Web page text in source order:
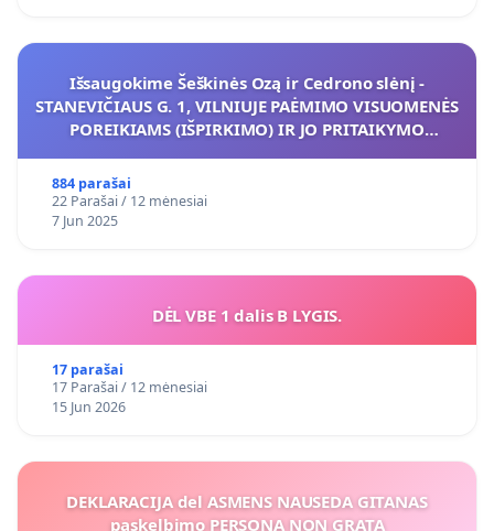
Išsaugokime Šeškinės Ozą ir Cedrono slėnį -
STANEVIČIAUS G. 1, VILNIUJE PAĖMIMO VISUOMENĖS
POREIKIAMS (IŠPIRKIMO) IR JO PRITAIKYMO
884 parašai
22 Parašai / 12 mėnesiai
7 Jun 2025
DĖL VBE 1 dalis B LYGIS.
17 parašai
17 Parašai / 12 mėnesiai
15 Jun 2026
DEKLARACIJA del ASMENS NAUSEDA GITANAS
paskelbimo PERSONA NON GRATA